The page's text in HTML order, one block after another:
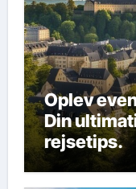
Oplev
Din
rejsetips.